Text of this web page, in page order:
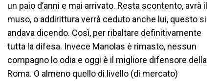
un paio d’anni e mai arrivato. Resta scontento, avrà il
muso, o addirittura verrà ceduto anche lui, questo si
andava dicendo. Così, per ribaltare definitivamente
tutta la difesa. Invece Manolas è rimasto, nessun
compagno lo odia e oggi è il migliore difensore della
Roma. O almeno quello di livello (di mercato)